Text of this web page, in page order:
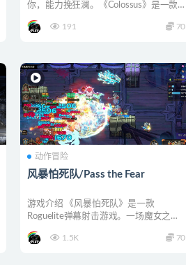
你，能力挽狂澜。《Colossus》是一款
191
70
动作冒险
风暴怕死队/Pass the Fear
游戏介绍 《风暴怕死队》是一款
Roguelite弹幕射击游戏。一场魔女之灾
1.5K
70